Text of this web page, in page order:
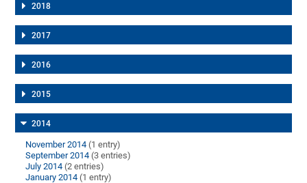
2018
2017
2016
2015
2014
November 2014 (1 entry)
September 2014 (3 entries)
July 2014 (2 entries)
January 2014 (1 entry)